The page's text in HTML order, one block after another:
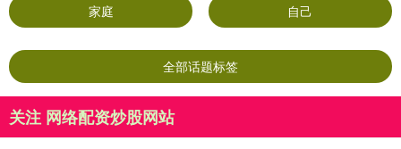
家庭 自己
全部话题标签
关注 网络配资炒股网站